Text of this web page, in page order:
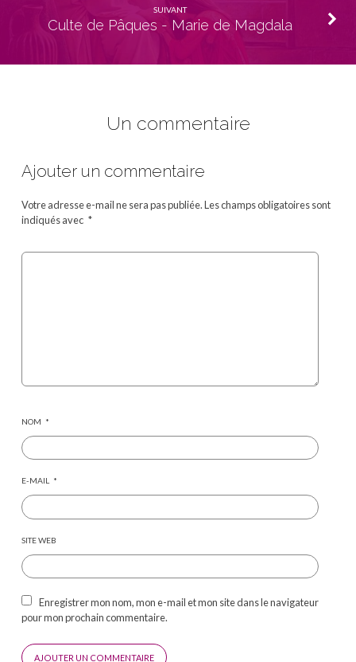
SUIVANT
Culte de Pâques - Marie de Magdala
Un commentaire
Ajouter un commentaire
Votre adresse e-mail ne sera pas publiée.Les champs obligatoires sont
indiqués avec *
NOM *
E-MAIL *
SITE WEB
Enregistrer mon nom, mon e-mail et mon site dans le navigateur
pour mon prochain commentaire.